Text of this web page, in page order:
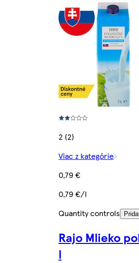
2 (2)
Viac z kategórie
0,79 €
0,79 €/l
Quantity controls
Rajo Mlieko
l